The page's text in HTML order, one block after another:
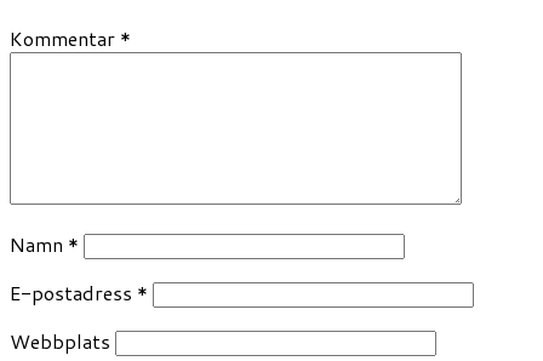
Kommentar *
Namn *
E-postadress *
Webbplats